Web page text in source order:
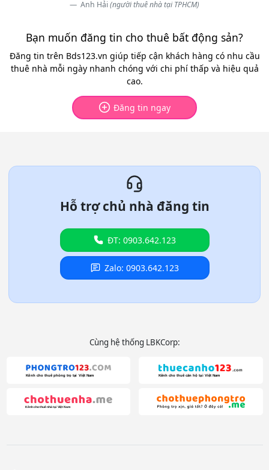
Anh Hải (người thuê nhà tại TPHCM)
Bạn muốn đăng tin cho thuê bất động sản?
Đăng tin trên Bds123.vn giúp tiếp cận khách hàng có nhu cầu
thuê nhà mỗi ngày nhanh chóng với chi phí thấp và hiệu quả
cao.
Đăng tin ngay
Hỗ trợ chủ nhà đăng tin
ĐT: 0903.642.123
Zalo: 0903.642.123
Cùng hệ thống LBKCorp: